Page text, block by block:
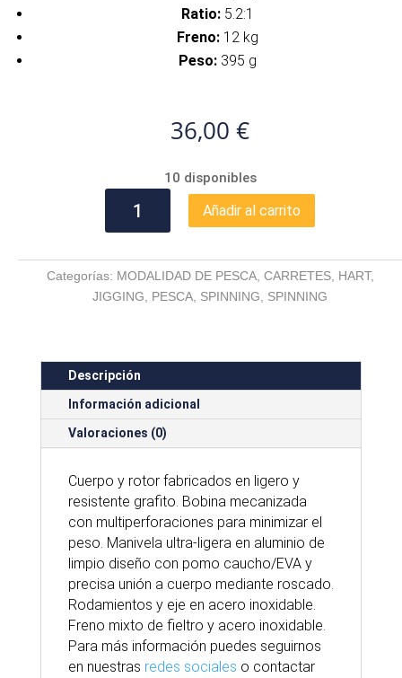
Ratio:5.2:1
Freno:12 kg
Peso:395 g
36,00 €
10 disponibles
3
-
6000
Añadir al carrito
Categorías: MODALIDAD DE PESCA, CARRETES, HART,
JIGGING
PESCA SPINNING SPINNING
Descripción
Información adicional
Valoraciones (0)
Cuerpo y rotor fabricados en ligero y
resistente grafito. Bobina mecanizada
con multiperforaciones para minimizar el
peso. Manivela ultra-ligera en aluminio de
limpio diseño con pomo caucho/EVA y
precisa unión a cuerpo mediante roscado.
Rodamientos y eje en acero inoxidable.
Freno mixto de fieltro y acero inoxidable.
Para más información puedes seguirnos
en nuestras redes sociales o contactar